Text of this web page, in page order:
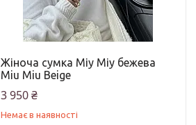
Жіноча сумка Міу Міу бежева
Miu Miu Beige
3 950 ₴
Немає в наявності